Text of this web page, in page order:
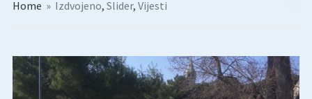
Home » Izdvojeno, Slider, Vijesti